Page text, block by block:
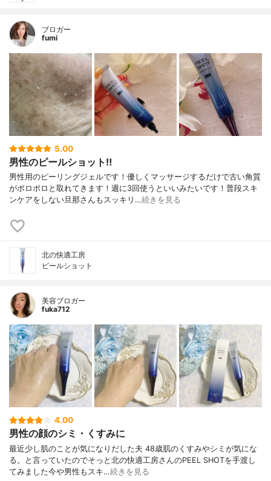
ブロガー
fumi
5.00
男性のピールショット‼️
男性用のピーリングジェルです！優しくマッサージするだけで古い角質
がポロポロと取れてきます！週に3回使うといいみたいです！普段スキ
ンケアをしない旦那さんもスッキリ…続きを見る
北の快適工房
ピールショット
美容ブロガー
fuka712
4.00
男性の顔のシミ・くすみに
最近少し肌のことが気になりだした夫 48歳肌のくすみやシミが気にな
る。と言っていたのでそっと北の快適工房さんのPEEL SHOTを手渡し
てみました今や男性もスキ…続きを見る